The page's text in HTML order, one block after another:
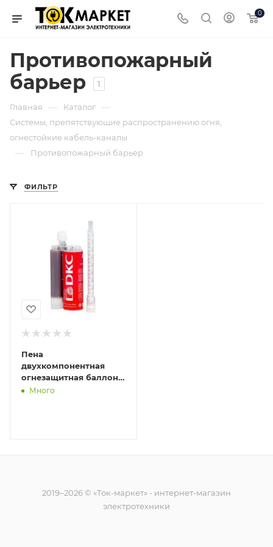
0
Противопожарный
барьер
1
Главная — Каталог —
Системы, препятствующие распространению огня,
огнестойкие кабель-каналы
— Противопожарный барьер
ФИЛЬТР
Пена
двухкомпонентная
огнезащитная баллон
330мл DKC DN1201
Много
2019–2026 © «Ток-маркет» - интернет-магазин
электротехники